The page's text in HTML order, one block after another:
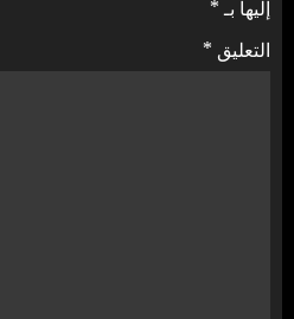
إليها بـ*
التعليق *